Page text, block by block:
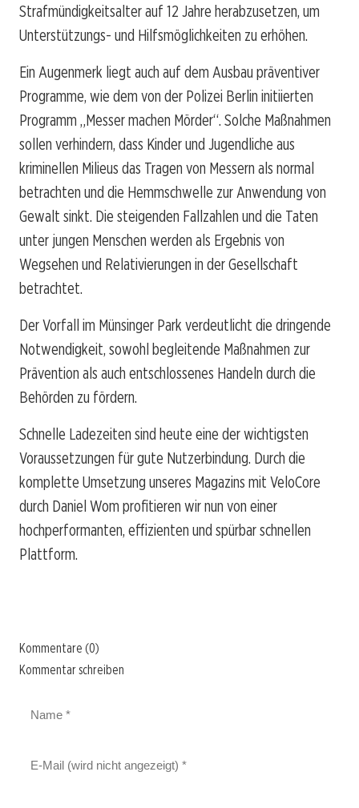
Strafmündigkeitsalter auf 12 Jahre herabzusetzen, um
Unterstützungs- und Hilfsmöglichkeiten zu erhöhen.
Ein Augenmerk liegt auch auf dem Ausbau präventiver
Programme, wie dem von der Polizei Berlin initiierten
Programm „Messer machen Mörder“. Solche Maßnahmen
sollen verhindern, dass Kinder und Jugendliche aus
kriminellen Milieus das Tragen von Messern als normal
betrachten und die Hemmschwelle zur Anwendung von
Gewalt sinkt. Die steigenden Fallzahlen und die Taten
unter jungen Menschen werden als Ergebnis von
Wegsehen und Relativierungen in der Gesellschaft
betrachtet.
Der Vorfall im Münsinger Park verdeutlicht die dringende
Notwendigkeit, sowohl begleitende Maßnahmen zur
Prävention als auch entschlossenes Handeln durch die
Behörden zu fördern.
Schnelle Ladezeiten sind heute eine der wichtigsten
Voraussetzungen für gute Nutzerbindung. Durch die
komplette Umsetzung unseres Magazins mit VeloCore
durch Daniel Wom profitieren wir nun von einer
hochperformanten, effizienten und spürbar schnellen
Plattform.
Kommentare (0)
Kommentar schreiben